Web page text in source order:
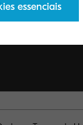
essenciais